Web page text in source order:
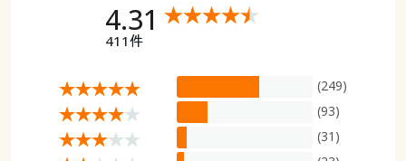
4.31
411件
(249)
(93)
(31)